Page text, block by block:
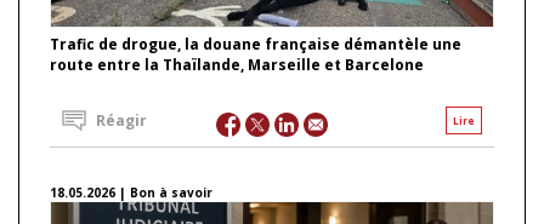
Trafic de drogue, la douane française démantèle une
route entre la Thaïlande, Marseille et Barcelone
Lire
Réagir
18.05.2026 | Bon à savoir